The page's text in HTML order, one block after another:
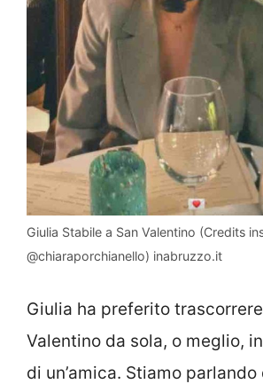
Giulia Stabile a San Valentino (Credits
@chiaraporchianello) inabruzzo.it
Giulia ha preferito
Valentino da sola, o meglio,
di un’amica. Stiamo parlando